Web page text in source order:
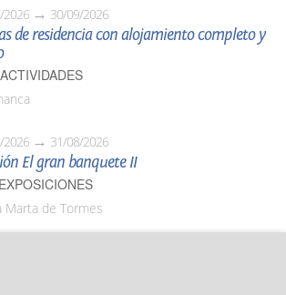
2026 30/09/2026
de residencia con alojamiento completo y
2026 31/08/2026
El gran banquete II
Marta de Tormes